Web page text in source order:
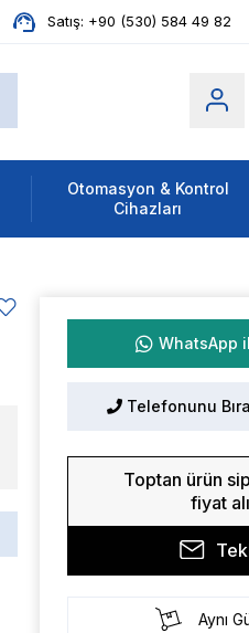
Satış: +90 (530) 584 49 82
Otomasyon & Kontrol
Cihazları
WhatsApp
Telefonunu
Toptan ürün
fiyat
Aynı